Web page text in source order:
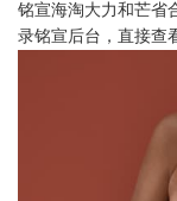
铭宣海淘大力和芒省
录铭宣后台，直接查